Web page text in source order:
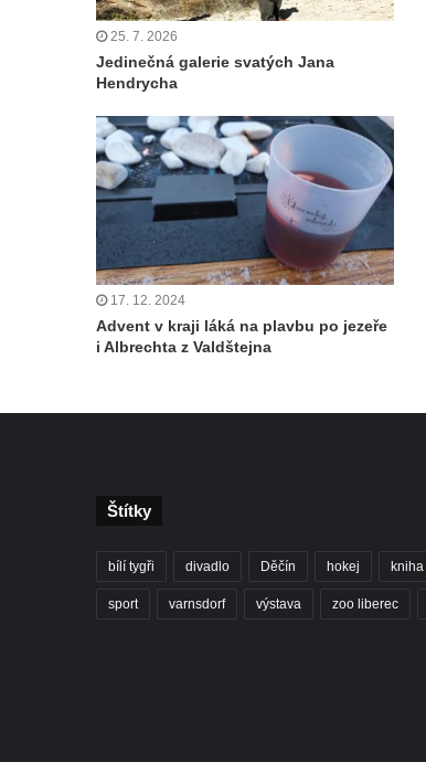
25. 7. 2026
Jedinečná galerie svatých Jana
Hendrycha
17. 12. 2024
Advent v kraji láká na plavbu po jezeře
i Albrechta z Valdštejna
Štítky
bílí tygři divadlo Děčín hokej kniha
sport varnsdorf výstava zoo liberec